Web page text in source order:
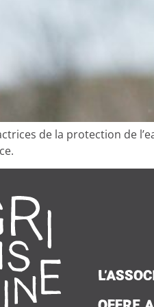
de la protection de